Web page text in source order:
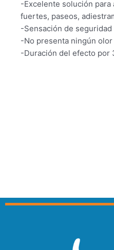
-Excelente solución para
fuertes, paseos,
-Sensación de
-No presenta ningún
-Duración del efecto por